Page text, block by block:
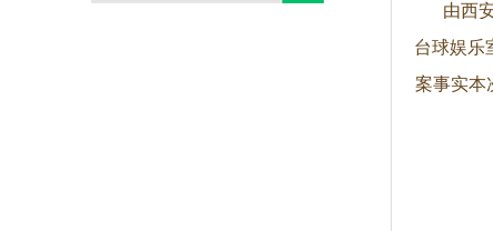
由西
台球娱乐
案事实本